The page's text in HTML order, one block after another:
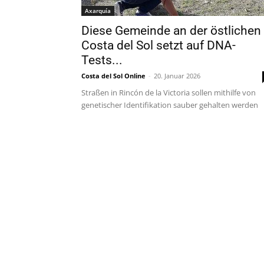
Axarquía
Diese Gemeinde an der östlichen
Costa del Sol setzt auf DNA-
Tests...
Costa del Sol Online - 20. Januar 2026
Straßen in Rincón de la Victoria sollen mithilfe von
genetischer Identifikation sauber gehalten werden